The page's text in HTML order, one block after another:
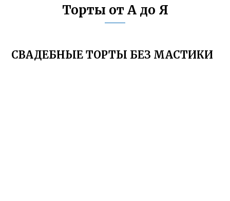
Торты от А до Я
СВАДЕБНЫЕ ТОРТЫ БЕЗ МАСТИКИ